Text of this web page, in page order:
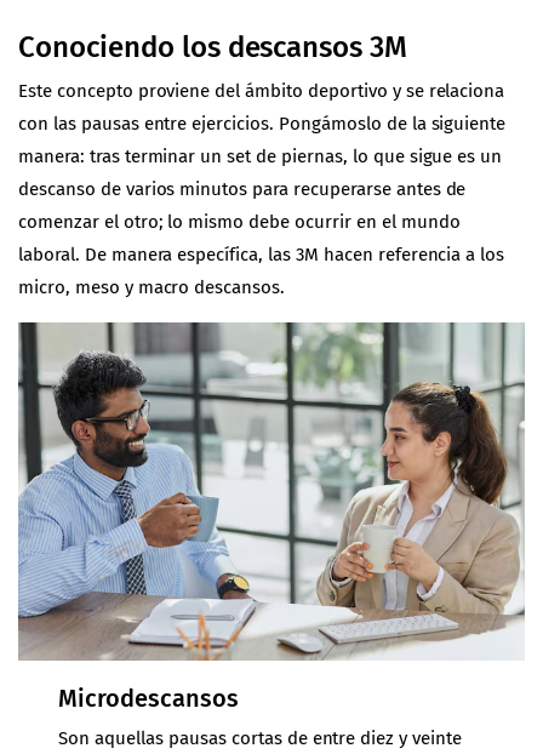
Conociendo los descansos 3M
Este concepto proviene del ámbito deportivo y se relaciona
con las pausas entre ejercicios. Pongámoslo de la siguiente
manera: tras terminar un set de piernas, lo que sigue es un
descanso de varios minutos para recuperarse antes de
comenzar el otro; lo mismo debe ocurrir en el mundo
laboral. De manera específica, las 3M hacen referencia a los
micro, meso y macro descansos.
Microdescansos
Son aquellas pausas cortas de entre diez y veinte